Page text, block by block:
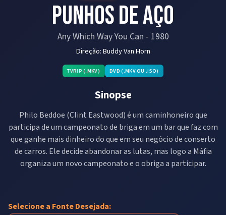
Punhos de Aço
Any Which Way You Can - 1980
Direção:Buddy Van Horn
TVRIP (.MKV) DVD (.MKV OU .ISO)
Sinopse
Philo Beddoe (Clint Eastwood) é um caminhoneiro que
participa de um campeonato de briga em um bar que faz com
que ganhe mais dinheiro do que em seu negócio de conserto
de carros. Ele decide abandonar as lutas, mas logo a Máfia
organiza um novo campeonato e o obriga a participar.
Selecione a Fonte Desejada: